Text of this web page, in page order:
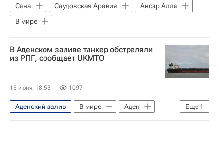
Сана
Саудовская Аравия
Ансар Алла
В мире
В Аденском заливе танкер обстреляли
из РПГ, сообщает UKMTO
15 июня, 18:53 1097
Еще 1
Аденский залив В мире
Аден
Йемен